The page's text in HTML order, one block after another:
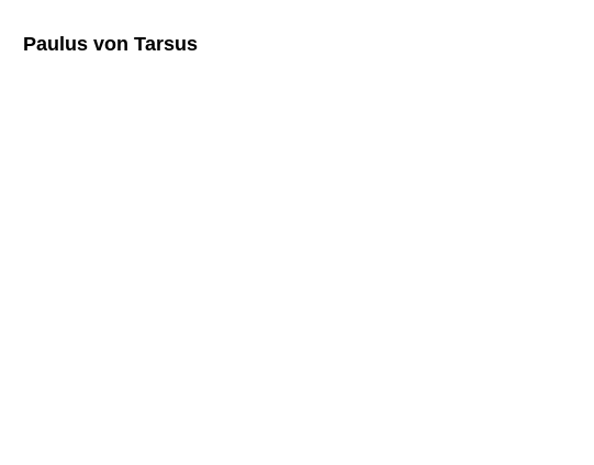
Paulus von Tarsus